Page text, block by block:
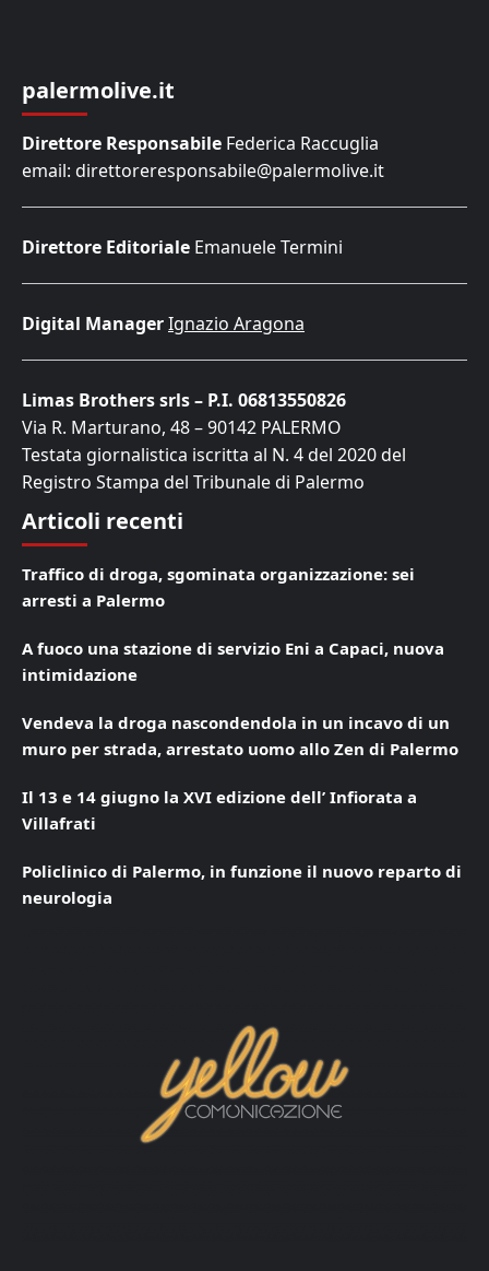
palermolive.it
Direttore Responsabile Federica Raccuglia
email: direttoreresponsabile@palermolive.it
Direttore Editoriale Emanuele Termini
Digital ManagerIgnazio Aragona
Limas Brothers srls – P.I. 06813550826
Via R. Marturano, 48 – 90142 PALERMO
Testata giornalistica iscritta al N. 4 del 2020 del
Registro Stampa del Tribunale di Palermo
Articoli recenti
Traffico di droga, sgominata organizzazione: sei
arresti a Palermo
A fuoco una stazione di servizio Eni a Capaci, nuova
intimidazione
Vendeva la droga nascondendola in un incavo di un
muro per strada, arrestato uomo allo Zen di Palermo
Il 13 e 14 giugno la XVI edizione dell’ Infiorata a
Villafrati
Policlinico di Palermo, in funzione il nuovo reparto di
neurologia